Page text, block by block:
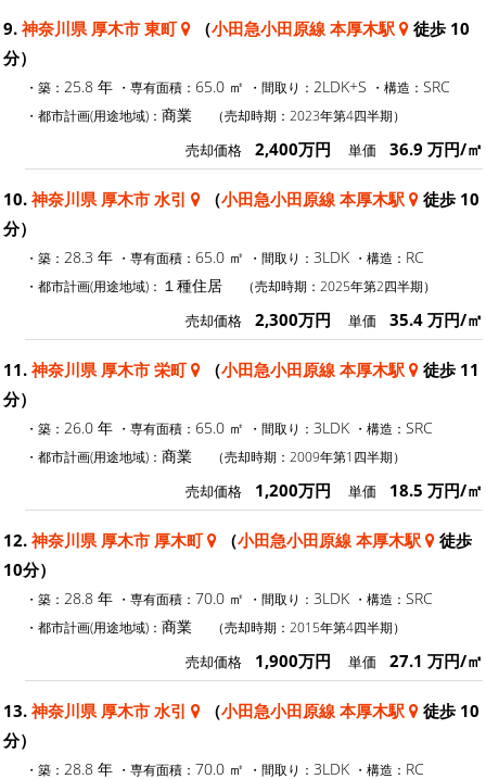
9. 神奈川県 厚木市 東町 （小田急小田原線 本厚木駅
徒歩 10
分）
・築： 25.8 年 ・専有面積： 65.0 ㎡ ・間取り： 2LDK+S ・構造： SRC
・都市計画(用途地域)： 商業 （売却時期：2023年第4四半期）
売却価格 2,400万円 単価 36.9 万円/㎡
10. 神奈川県 厚木市 水引 （小田急小田原線 本厚木駅
徒歩 10
分）
・築： 28.3 年 ・専有面積： 65.0 ㎡ ・間取り： 3LDK ・構造： RC
・都市計画(用途地域)： １種住居 （売却時期：2025年第2四半期）
売却価格 2,300万円 単価 35.4 万円/㎡
11. 神奈川県 厚木市 栄町 （小田急小田原線 本厚木駅
徒歩 11
分）
・築： 26.0 年 ・専有面積： 65.0 ㎡ ・間取り： 3LDK ・構造： SRC
・都市計画(用途地域)： 商業 （売却時期：2009年第1四半期）
売却価格 1,200万円 単価 18.5 万円/㎡
12. 神奈川県 厚木市 厚木町 （小田急小田原線 本厚木駅
徒歩
10分）
・築： 28.8 年 ・専有面積： 70.0 ㎡ ・間取り： 3LDK ・構造： SRC
・都市計画(用途地域)： 商業 （売却時期：2015年第4四半期）
売却価格 1,900万円 単価 27.1 万円/㎡
13. 神奈川県 厚木市 水引 （小田急小田原線 本厚木駅
徒歩 10
分）
・築： 28.8 年 ・専有面積： 70.0 ㎡ ・間取り： 3LDK ・構造： RC